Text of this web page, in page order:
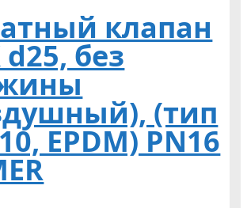
клапан
без
(тип
EPDM) PN16